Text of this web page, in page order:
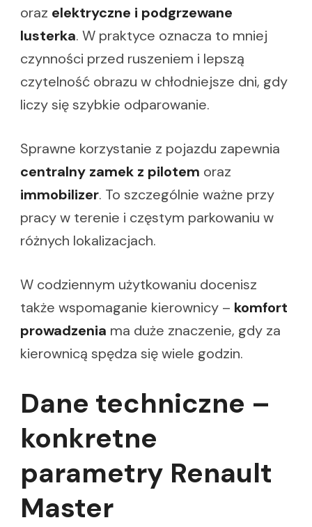
oraz elektryczne i podgrzewane
lusterka. W praktyce oznacza to mniej
czynności przed ruszeniem i lepszą
czytelność obrazu w chłodniejsze dni, gdy
liczy się szybkie odparowanie.
Sprawne korzystanie z pojazdu zapewnia
centralny zamek z pilotem oraz
immobilizer. To szczególnie ważne przy
pracy w terenie i częstym parkowaniu w
różnych lokalizacjach.
W codziennym użytkowaniu docenisz
także wspomaganie kierownicy – komfort
prowadzenia ma duże znaczenie, gdy za
kierownicą spędza się wiele godzin.
Dane techniczne –
konkretne
parametry Renault
Master